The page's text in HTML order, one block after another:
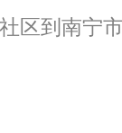
区到南宁